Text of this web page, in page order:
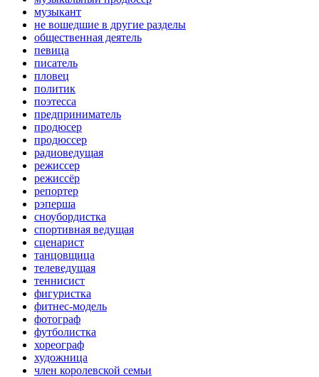
музыкант
не вошедшие в другие разделы
общественная деятель
певица
писатель
пловец
политик
поэтесса
предприниматель
продюсер
продюссер
радиоведущая
режиссер
режиссёр
репортер
рэперша
сноубордистка
спортивная ведущая
сценарист
танцовщица
телеведущая
теннисист
фигуристка
фитнес-модель
фотограф
футболистка
хореограф
художница
член королевской семьи